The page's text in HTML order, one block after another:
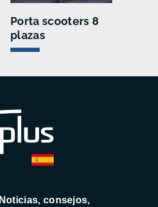
Porta scooters 8
plazas
Noticias, consejos,